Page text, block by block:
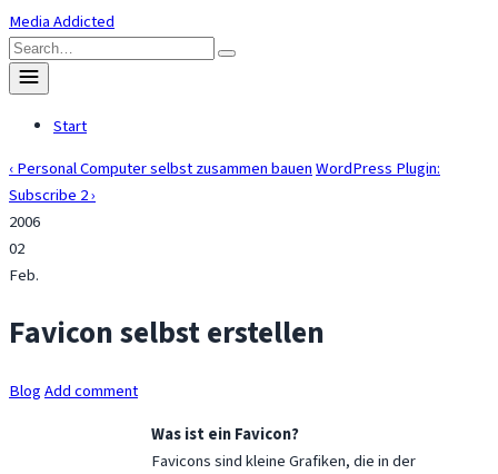
Skip
to
content
Media Addicted
Search
for:
Toggle
menu
Start
‹ Personal Computer selbst zusammen bauenWordPress Plugin:
Subscribe 2 ›
2006
02
Feb.
Favicon selbst erstellen
BlogAdd comment
Was ist ein Favicon?
Favicons sind kleine Grafiken, die in der